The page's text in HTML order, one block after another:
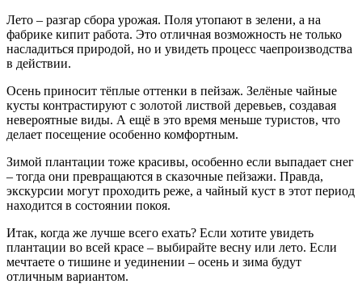
Лето – разгар сбора урожая. Поля утопают в зелени, а на
фабрике кипит работа. Это отличная возможность не только
насладиться природой, но и увидеть процесс чаепроизводства
в действии.
Осень приносит тёплые оттенки в пейзаж. Зелёные чайные
кусты контрастируют с золотой листвой деревьев, создавая
невероятные виды. А ещё в это время меньше туристов, что
делает посещение особенно комфортным.
Зимой плантации тоже красивы, особенно если выпадает снег
– тогда они превращаются в сказочные пейзажи. Правда,
экскурсии могут проходить реже, а чайный куст в этот период
находится в состоянии покоя.
Итак, когда же лучше всего ехать? Если хотите увидеть
плантации во всей красе – выбирайте весну или лето. Если
мечтаете о тишине и уединении – осень и зима будут
отличным вариантом.